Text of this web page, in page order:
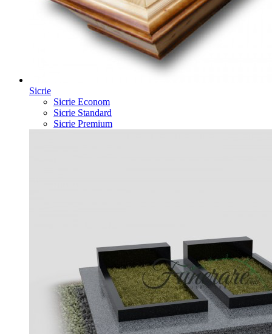
Sicrie
Sicrie Econom
Sicrie Standard
Sicrie Premium